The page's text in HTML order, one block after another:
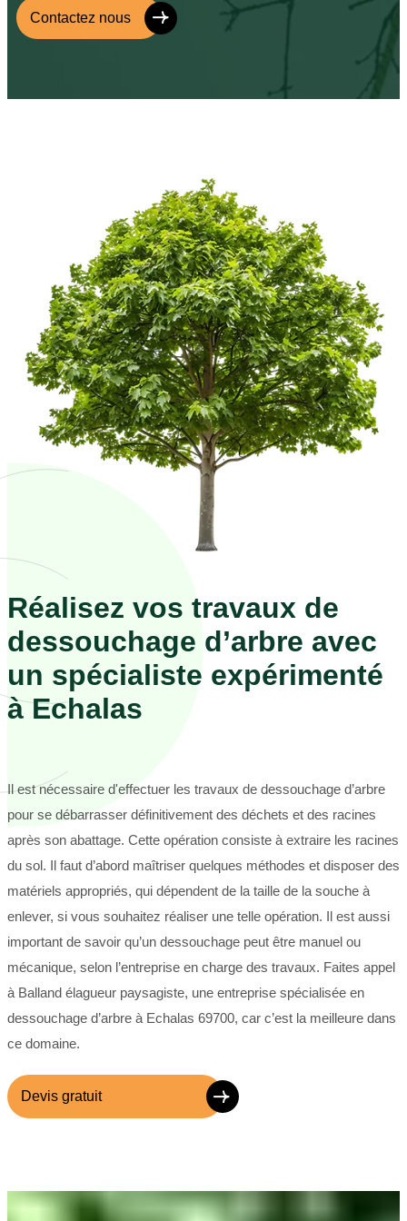
Contactez nous
Réalisez vos travaux de
dessouchage d’arbre avec
un spécialiste expérimenté
à Echalas
Il est nécessaire d'effectuer les travaux de dessouchage d’arbre
pour se débarrasser définitivement des déchets et des racines
après son abattage. Cette opération consiste à extraire les racines
du sol. Il faut d’abord maîtriser quelques méthodes et disposer des
matériels appropriés, qui dépendent de la taille de la souche à
enlever, si vous souhaitez réaliser une telle opération. Il est aussi
important de savoir qu’un dessouchage peut être manuel ou
mécanique, selon l’entreprise en charge des travaux. Faites appel
à Balland élagueur paysagiste, une entreprise spécialisée en
dessouchage d’arbre à Echalas 69700, car c’est la meilleure dans
ce domaine.
Devis gratuit